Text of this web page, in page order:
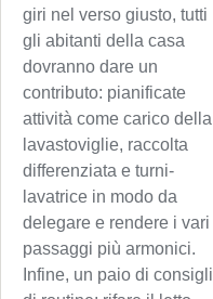
giri nel verso giusto, tutti
gli abitanti della casa
dovranno dare un
contributo: pianificate
attività come carico della
lavastoviglie, raccolta
differenziata e turni-
lavatrice in modo da
delegare e rendere i vari
passaggi più armonici.
Infine, un paio di consigli